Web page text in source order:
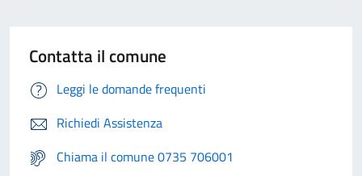
Contatta il comune
Leggi le domande frequenti
Richiedi Assistenza
Chiama il comune 0735 706001